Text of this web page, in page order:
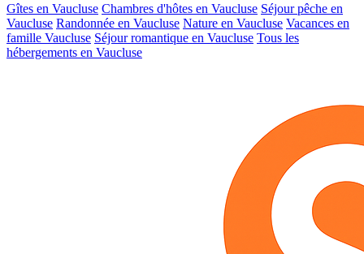
Gîtes en Vaucluse Chambres d'hôtes en Vaucluse Séjour pêche en
Vaucluse Randonnée en Vaucluse Nature en Vaucluse Vacances en
famille Vaucluse Séjour romantique en Vaucluse Tous les
hébergements en Vaucluse